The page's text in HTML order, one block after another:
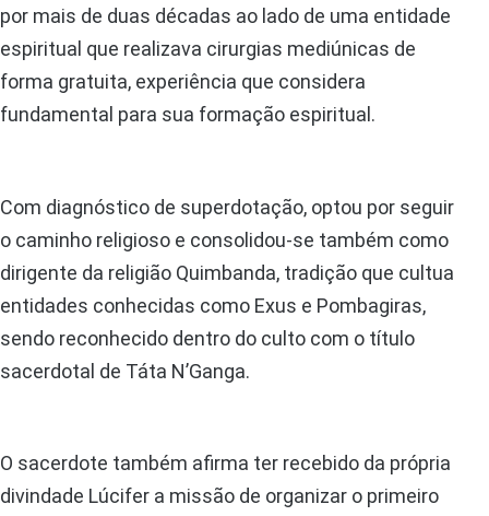
por mais de duas décadas ao lado de uma entidade
espiritual que realizava cirurgias mediúnicas de
forma gratuita, experiência que considera
fundamental para sua formação espiritual.
Com diagnóstico de superdotação, optou por seguir
o caminho religioso e consolidou-se também como
dirigente da religião Quimbanda, tradição que cultua
entidades conhecidas como Exus e Pombagiras,
sendo reconhecido dentro do culto com o título
sacerdotal de Táta N’Ganga.
O sacerdote também afirma ter recebido da própria
divindade Lúcifer a missão de organizar o primeiro